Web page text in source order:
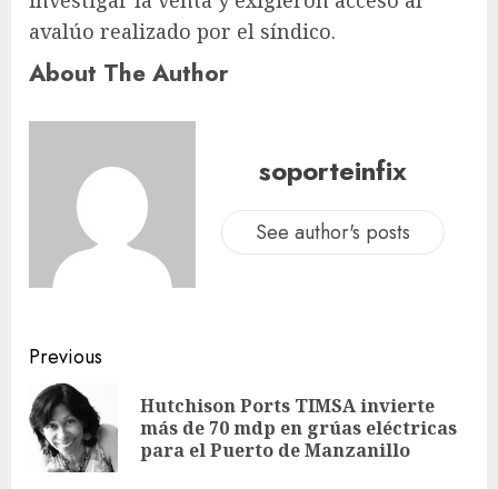
avalúo realizado por el síndico.
About The Author
soporteinfix
See author's posts
Previous
Hutchison Ports TIMSA invierte
más de 70 mdp en grúas eléctricas
para el Puerto de Manzanillo